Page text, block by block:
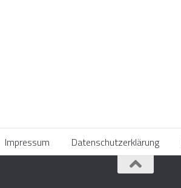
Impressum Datenschutzerklärung